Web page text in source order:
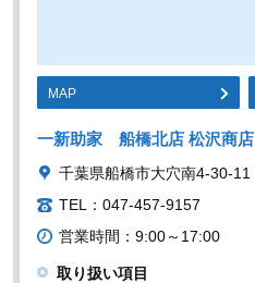
MAP
一新助家 船橋北店 松沢商店
千葉県船橋市大穴南4-30-11
TEL：047-457-9157
営業時間：9:00～17:00
取り扱い項目